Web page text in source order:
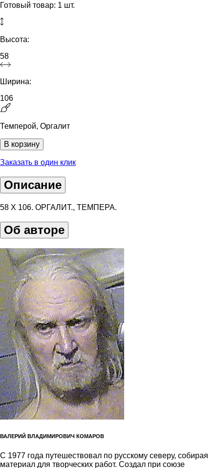
Готовый товар: 1 шт.
Высота:
58
Ширина:
106
Темперой, Оргалит
В корзину
Заказать в один клик
Описание
58 Х 106. ОРГАЛИТ., ТЕМПЕРА.
Об авторе
ВАЛЕРИЙ ВЛАДИМИРОВИЧ КОМАРОВ
С 1977 года путешествовал по русскому северу, собирая
материал для творческих работ. Создал при союзе